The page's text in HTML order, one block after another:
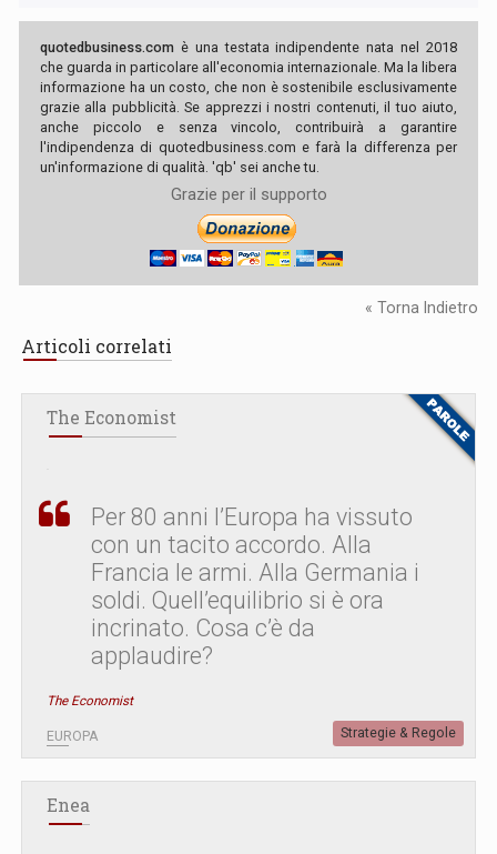
quotedbusiness.com è una testata indipendente nata nel 2018
che guarda in particolare all'economia internazionale. Ma la libera
informazione ha un costo, che non è sostenibile esclusivamente
grazie alla pubblicità. Se apprezzi i nostri contenuti, il tuo aiuto,
anche piccolo e senza vincolo, contribuirà a garantire
l'indipendenza di quotedbusiness.com e farà la differenza per
un'informazione di qualità. 'qb' sei anche tu.
Grazie per il supporto
« Torna Indietro
Articoli correlati
The Economist
Per 80 anni l’Europa ha vissuto
con un tacito accordo. Alla
Francia le armi. Alla Germania i
soldi. Quell’equilibrio si è ora
incrinato. Cosa c’è da
applaudire?
The Economist
EUROPA Strategie & Regole
Enea